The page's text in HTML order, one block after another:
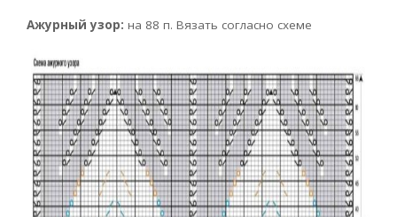
Ажурный узор: на 88 п. Вязать согласно схеме